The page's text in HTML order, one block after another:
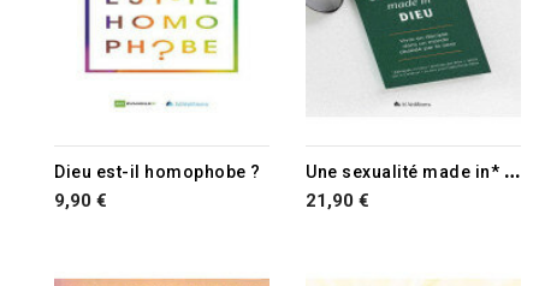
Dieu est-il homophobe ?
9,90 €
U
ne sexualité made in* Dieu
21,90 €